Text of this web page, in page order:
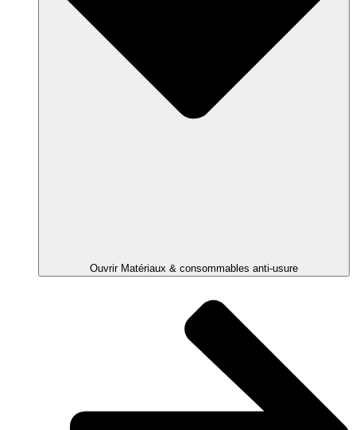
Ouvrir Matériaux & consommables anti-usure